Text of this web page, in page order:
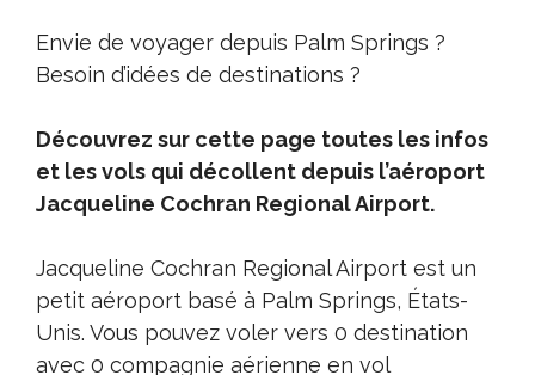
Envie de voyager depuis Palm Springs ?
Besoin d’idées de destinations ?
Découvrez sur cette page toutes les infos
et les vols qui décollent depuis l’aéroport
Jacqueline Cochran Regional Airport.
Jacqueline Cochran Regional Airport est un
petit aéroport basé à Palm Springs, États-
Unis. Vous pouvez voler vers 0 destination
avec 0 compagnie aérienne en vol